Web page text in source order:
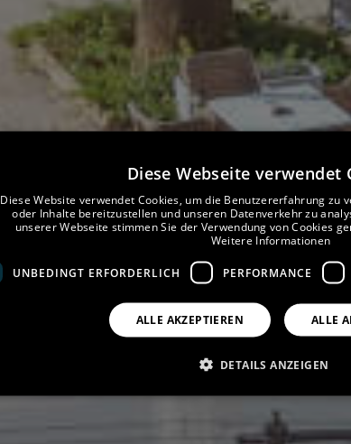
Diese Webseite verwendet
Diese Website verwendet Cookies, um die Benutzererfahrung zu
oder Inhalte bereitzustellen und unseren Datenverkehr zu
unserer Webseite stimmen Sie der Verwendung von Cookies
Weitere Informationen
UNBEDINGT ERFORDERLICH PERFORMANCE
ALLE AKZEPTIEREN ALLE
DETAILS ANZEIGEN